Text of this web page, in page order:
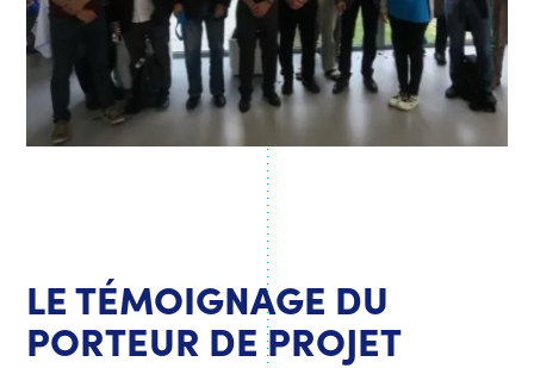
LE TÉMOIGNAGE DU
PORTEUR DE PROJET